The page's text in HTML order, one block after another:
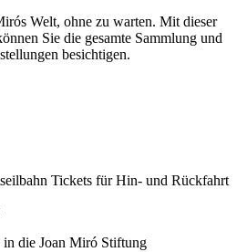
Welt, ohne zu warten. Mit dieser
Sie die gesamte Sammlung und
besichtigen.
Tickets für Hin- und Rückfahrt
in die Joan Miró Stiftung